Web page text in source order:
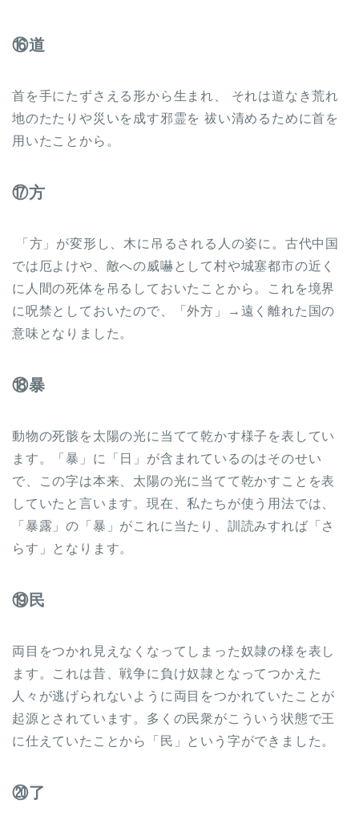
⑯道
首を手にたずさえる形から生まれ、 それは道なき荒れ
地のたたりや災いを成す邪霊を 祓い清めるために首を
用いたことから。
⑰方
「方」が変形し、木に吊るされる人の姿に。古代中国
では厄よけや、敵への威嚇として村や城塞都市の近く
に人間の死体を吊るしておいたことから。これを境界
に呪禁としておいたので、「外方」→遠く離れた国の
意味となりました。
⑱暴
動物の死骸を太陽の光に当てて乾かす様子を表してい
ます。「暴」に「日」が含まれているのはそのせい
で、この字は本来、太陽の光に当てて乾かすことを表
していたと言います。現在、私たちが使う用法では、
「暴露」の「暴」がこれに当たり、訓読みすれば「さ
らす」となります。
⑲民
両目をつかれ見えなくなってしまった奴隷の様を表し
ます。これは昔、戦争に負け奴隷となってつかえた
人々が逃げられないように両目をつかれていたことが
起源とされています。多くの民衆がこういう状態で王
に仕えていたことから「民」という字ができました。
⑳了